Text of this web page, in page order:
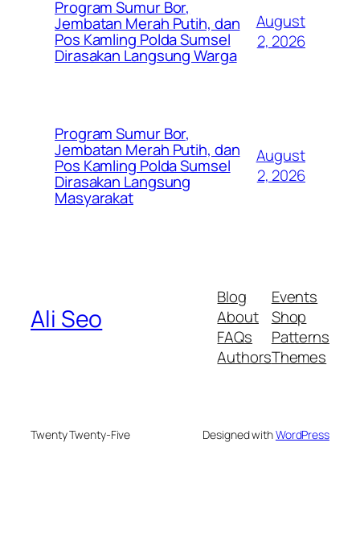
Program Sumur Bor,
Jembatan Merah Putih, dan
Pos Kamling Polda Sumsel
Dirasakan Langsung Warga
August
2, 2026
Program Sumur Bor,
Jembatan Merah Putih, dan
Pos Kamling Polda Sumsel
Dirasakan Langsung
Masyarakat
August
2, 2026
Ali Seo
Blog
About
FAQs
Authors
Events
Shop
Patterns
Themes
Twenty Twenty-Five Designed withWordPress